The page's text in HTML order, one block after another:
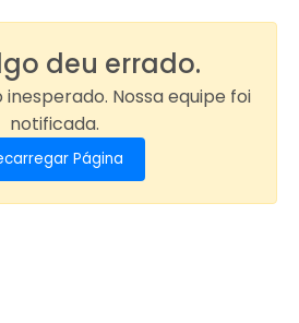
deu errado.
Nossa equipe foi
notificada.
Página